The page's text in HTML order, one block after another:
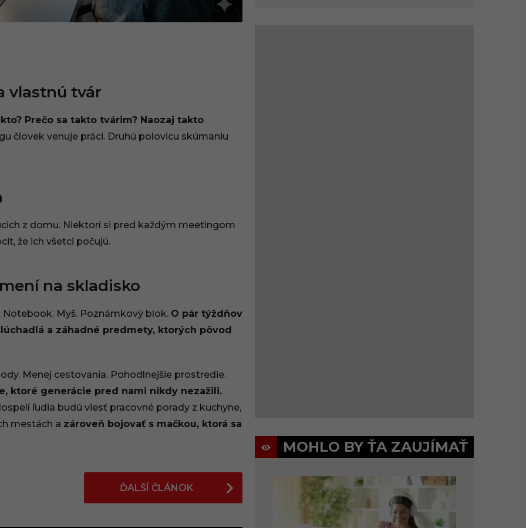
vlastnú tvár
Prečo sa takto tvárim? Naozaj takto
človek venuje práci. Druhú polovicu skúmaniu
z domu. Niektorí si pred každým meetingom
že ich všetci počujú.
na skladisko
Myš. Poznámkový blok. O pár týždňov
a záhadné predmety, ktorých pôvod
Menej cestovania. Pohodlnejšie prostredie.
ktoré generácie pred nami nikdy nezažili.
ľudia budú viesť pracovné porady z kuchyne,
mestách a zároveň bojovať s mačkou, ktorá sa
ĎALŠÍ ČLÁNOK
MOHLO BY ŤA ZAUJÍMAŤ